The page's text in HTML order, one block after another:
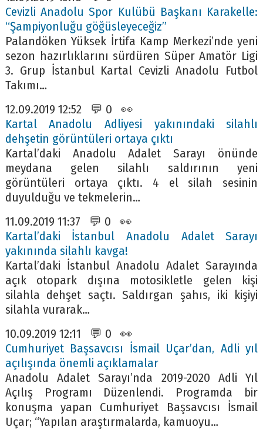
Cevizli Anadolu Spor Kulübü Başkanı Karakelle:
“Şampiyonluğu göğüsleyeceğiz”
Palandöken Yüksek İrtifa Kamp Merkezi’nde yeni
sezon hazırlıklarını sürdüren Süper Amatör Ligi
3. Grup İstanbul Kartal Cevizli Anadolu Futbol
Takımı…
12.09.2019 12:52 💬 0 👀
Kartal Anadolu Adliyesi yakınındaki silahlı
dehşetin görüntüleri ortaya çıktı
Kartal’daki Anadolu Adalet Sarayı önünde
meydana gelen silahlı saldırının yeni
görüntüleri ortaya çıktı. 4 el silah sesinin
duyulduğu ve tekmelerin…
11.09.2019 11:37 💬 0 👀
Kartal’daki İstanbul Anadolu Adalet Sarayı
yakınında silahlı kavga!
Kartal’daki İstanbul Anadolu Adalet Sarayında
açık otopark dışına motosikletle gelen kişi
silahla dehşet saçtı. Saldırgan şahıs, iki kişiyi
silahla vurarak…
10.09.2019 12:11 💬 0 👀
Cumhuriyet Başsavcısı İsmail Uçar’dan, Adli yıl
açılışında önemli açıklamalar
Anadolu Adalet Sarayı’nda 2019-2020 Adli Yıl
Açılış Programı Düzenlendi. Programda bir
konuşma yapan Cumhuriyet Başsavcısı İsmail
Uçar; “Yapılan araştırmalarda, kamuoyu…